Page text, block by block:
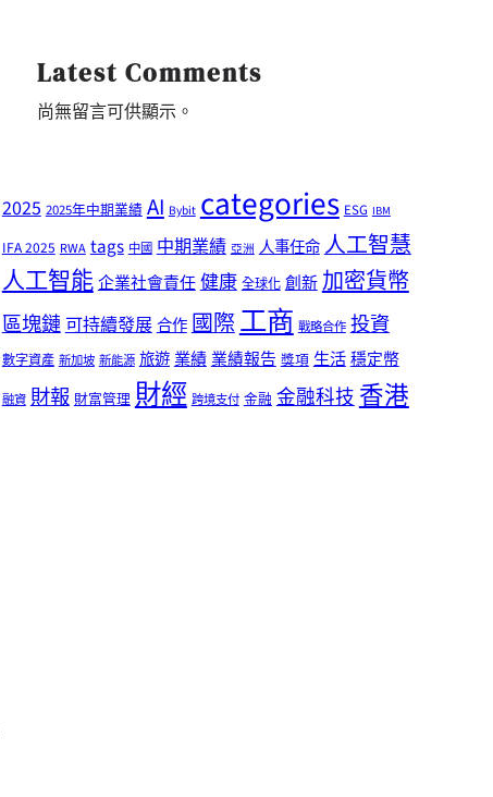
Latest Comments
尚無留言可供顯示。
2025 2025年中期業績 AI Bybit categories ESG IBM
IFA 2025 RWA tags 中國 中期業績 亞洲 人事任命人工智慧
人工智能企業社會責任健康 全球化 創新 加密貨幣
區塊鏈可持續發展合作國際工商 戰略合作 投資
數字資產 新加坡 新能源 旅遊業績業績報告 獎項 生活穩定幣
融資 財報 財富管理 財經 跨境支付 金融 金融科技香港